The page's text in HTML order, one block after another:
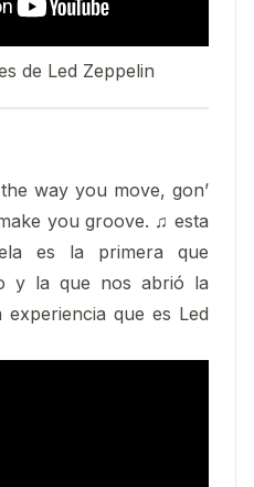
de Led Zeppelin
way you move, gon’
you groove. ♫ esta
es la primera que
y la que nos abrió la
que es Led